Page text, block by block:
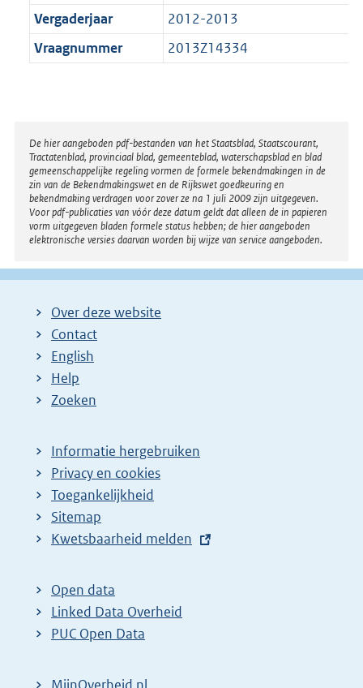
Vergaderjaar
2012-2013
Vraagnummer
2013Z14334
Disclaimer
De hier aangeboden pdf-bestanden van het Staatsblad, Staatscourant,
Tractatenblad, provinciaal blad, gemeenteblad, waterschapsblad en blad
gemeenschappelijke regeling vormen de formele bekendmakingen in de
zin van de Bekendmakingswet en de Rijkswet goedkeuring en
bekendmaking verdragen voor zover ze na 1 juli 2009 zijn uitgegeven.
Voor pdf-publicaties van vóór deze datum geldt dat alleen de in papieren
vorm uitgegeven bladen formele status hebben; de hier aangeboden
elektronische versies daarvan worden bij wijze van service aangeboden.
Over deze website
Contact
English
Help
Zoeken
Informatie hergebruiken
Privacy en cookies
Toegankelijkheid
Sitemap
E
t
e
r
Kwetsbaarheid melden
Open data
Linked Data Overheid
PUC Open Data
MijnOverheid.nl